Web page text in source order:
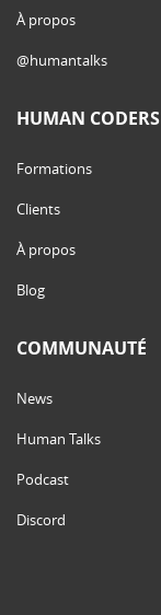
À propos
@humantalks
HUMAN CODERS
Formations
Clients
À propos
Blog
COMMUNAUTÉ
News
Human Talks
Podcast
Discord